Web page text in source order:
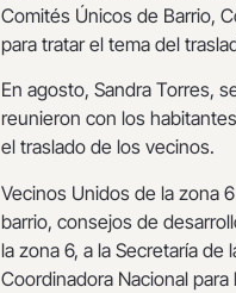
Comités Únicos de Barrio,
para tratar el tema del
En agosto, Sandra Torres,
reunieron con los
el traslado de los vecinos.
Vecinos Unidos de la zona
barrio, consejos de
la zona 6, a la Secretaría
Coordinadora Nacional